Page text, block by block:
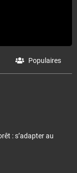
Populaires
: s’adapter au